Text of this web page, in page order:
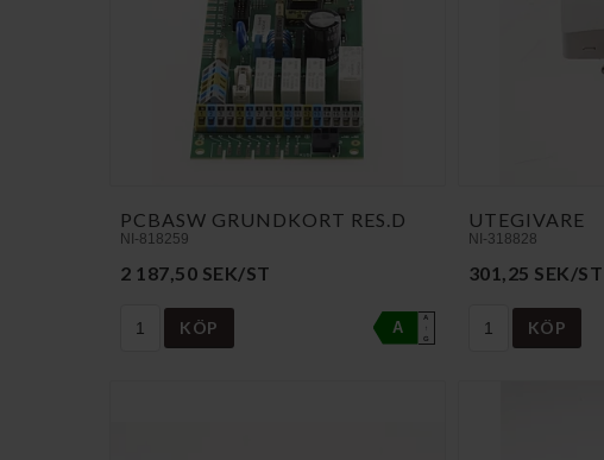
PCBASW GRUNDKORT RES.D
NI-818259
2 187,50 SEK/ST
KÖP A
A
↑
G
UTEGIVARE
NI-318828
301,25 SEK/ST
KÖP